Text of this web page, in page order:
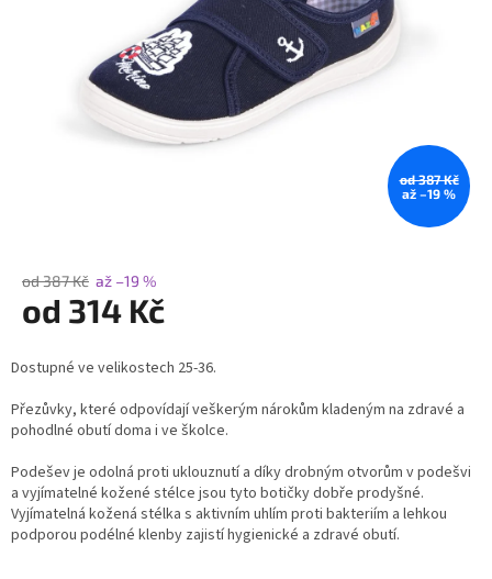
od 387 Kč
až –19 %
od 387 Kč až –19 %
od 314 Kč
cena:
Dostupné ve velikostech 25-36.
Přezůvky, které odpovídají veškerým nárokům kladeným na zdravé a
pohodlné obutí doma i ve školce.
Podešev je odolná proti uklouznutí a díky drobným otvorům v podešvi
a vyjímatelné kožené stélce jsou tyto botičky dobře prodyšné.
Vyjímatelná kožená stélka s aktivním uhlím proti bakteriím a lehkou
podporou podélné klenby zajistí hygienické a zdravé obutí.